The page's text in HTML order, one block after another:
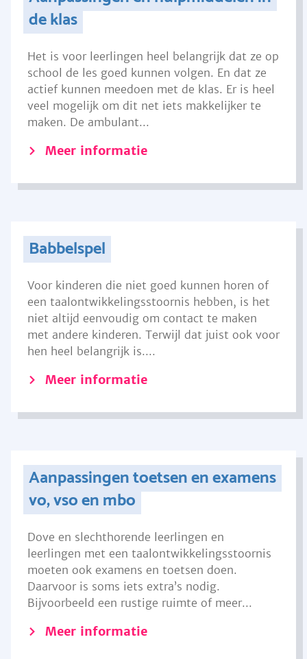
de klas
Het is voor leerlingen heel belangrijk dat ze op
school de les goed kunnen volgen. En dat ze
actief kunnen meedoen met de klas. Er is heel
veel mogelijk om dit net iets makkelijker te
maken. De ambulant...
Meer informatie
Babbelspel
Voor kinderen die niet goed kunnen horen of
een taalontwikkelingsstoornis hebben, is het
niet altijd eenvoudig om contact te maken
met andere kinderen. Terwijl dat juist ook voor
hen heel belangrijk is....
Meer informatie
Aanpassingen toetsen en examens
vo, vso en mbo
Dove en slechthorende leerlingen en
leerlingen met een taalontwikkelingsstoornis
moeten ook examens en toetsen doen.
Daarvoor is soms iets extra’s nodig.
Bijvoorbeeld een rustige ruimte of meer...
Meer informatie